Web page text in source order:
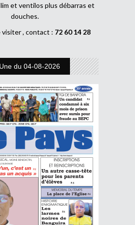
et ventilos plus débarras et
douches.
visiter , contact : 72 60 14 28
du 04-08-2026